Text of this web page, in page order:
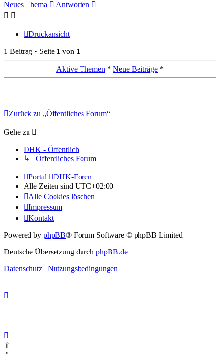
Neues Thema
Antworten
Druckansicht
1 Beitrag • Seite 1 von 1
Aktive Themen * Neue Beiträge *
Zurück zu „Öffentliches Forum“
Gehe zu
DHK - Öffentlich
↳ Öffentliches Forum
Portal
DHK-Foren
Alle Zeiten sind UTC+02:00
Alle Cookies löschen
Impressum
Kontakt
Powered by phpBB® Forum Software © phpBB Limited
Deutsche Übersetzung durch phpBB.de
Datenschutz | Nutzungsbedingungen
⇧